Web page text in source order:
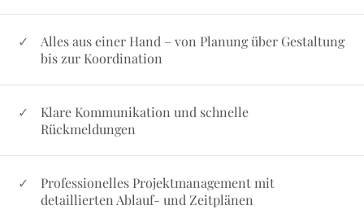
Alles aus einer Hand – von Planung über Gestaltung
bis zur Koordination
Klare Kommunikation und schnelle
Rückmeldungen
Professionelles Projektmanagement mit
detaillierten Ablauf- und Zeitplänen